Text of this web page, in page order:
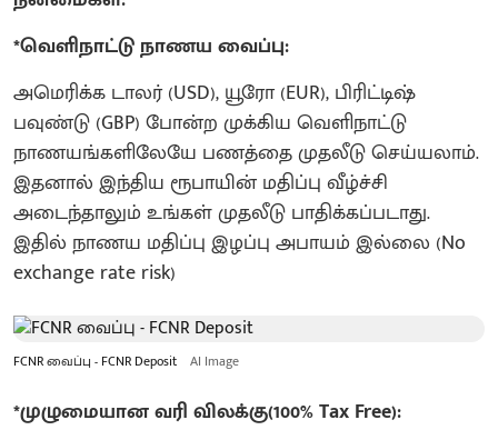
*வெளிநாட்டு நாணய வைப்பு:
அமெரிக்க டாலர் (USD), யூரோ (EUR), பிரிட்டிஷ்
பவுண்டு (GBP) போன்ற முக்கிய வெளிநாட்டு
நாணயங்களிலேயே பணத்தை முதலீடு செய்யலாம்.
இதனால் இந்திய ரூபாயின் மதிப்பு வீழ்ச்சி
அடைந்தாலும் உங்கள் முதலீடு பாதிக்கப்படாது.
இதில் நாணய மதிப்பு இழப்பு அபாயம் இல்லை (No
exchange rate risk)
FCNR வைப்பு - FCNR Deposit AI Image
*முழுமையான வரி விலக்கு(100% Tax Free):